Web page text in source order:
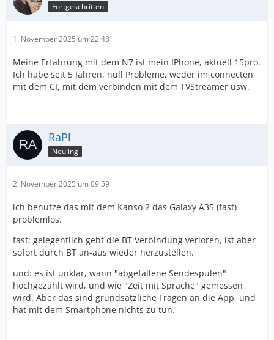
Fortgeschritten
1. November 2025 um 22:48
Meine Erfahrung mit dem N7 ist mein IPhone, aktuell 15pro.
Ich habe seit 5 Jahren, null Probleme, weder im connecten
mit dem CI, mit dem verbinden mit dem TVStreamer usw.
RaPl
Neuling
2. November 2025 um 09:59
ich benutze das mit dem Kanso 2 das Galaxy A35 (fast)
problemlos.
fast: gelegentlich geht die BT Verbindung verloren, ist aber
sofort durch BT an-aus wieder herzustellen.
und: es ist unklar, wann "abgefallene Sendespulen"
hochgezählt wird, und wie "Zeit mit Sprache" gemessen
wird. Aber das sind grundsätzliche Fragen an die App, und
hat mit dem Smartphone nichts zu tun.